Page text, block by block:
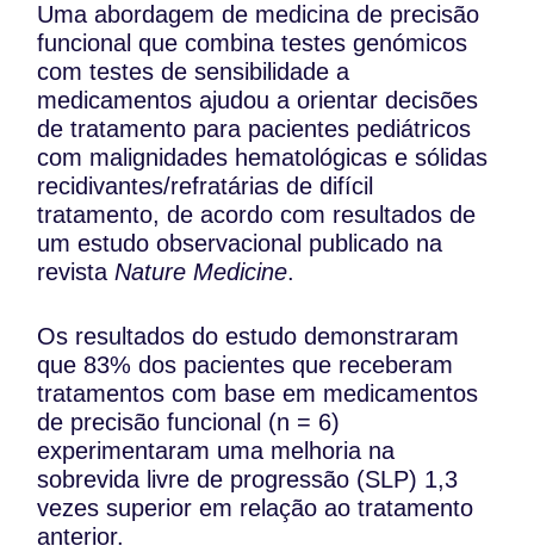
Uma abordagem de medicina de precisão
funcional que combina testes genómicos
com testes de sensibilidade a
medicamentos ajudou a orientar decisões
de tratamento para pacientes pediátricos
com malignidades hematológicas e sólidas
recidivantes/refratárias de difícil
tratamento, de acordo com resultados de
um estudo observacional publicado na
revistaNature Medicine.
Os resultados do estudo demonstraram
que 83% dos pacientes que receberam
tratamentos com base em medicamentos
de precisão funcional (n = 6)
experimentaram uma melhoria na
sobrevida livre de progressão (SLP) 1,3
vezes superior em relação ao tratamento
anterior.